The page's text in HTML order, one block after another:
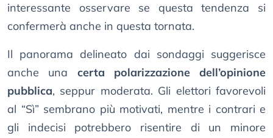
interessante osservare se questa tendenza si
confermerà anche in questa tornata.
Il panorama delineato dai sondaggi suggerisce
anche una certa polarizzazione dell’opinione
pubblica, seppur moderata. Gli elettori favorevoli
al “Sì” sembrano più motivati, mentre i contrari e
gli indecisi potrebbero risentire di un minore